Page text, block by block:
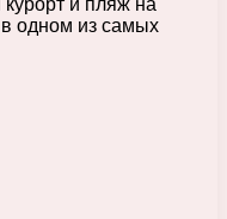
в одном из самых